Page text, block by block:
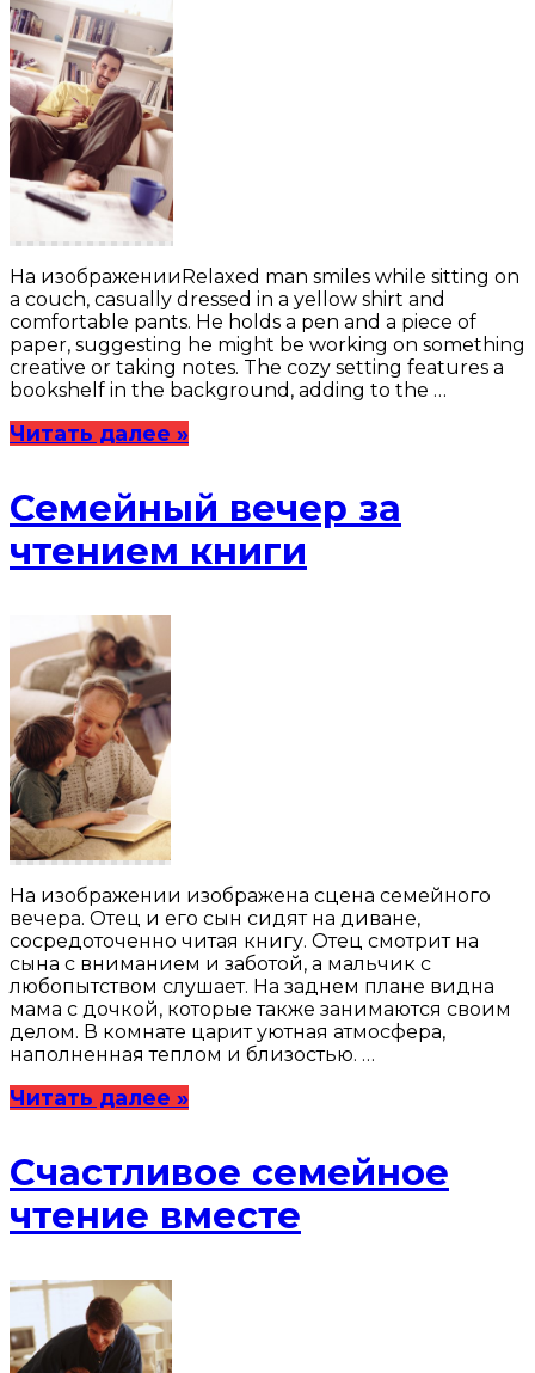
На изображенииRelaxed man smiles while sitting on
a couch, casually dressed in a yellow shirt and
comfortable pants. He holds a pen and a piece of
paper, suggesting he might be working on something
creative or taking notes. The cozy setting features a
bookshelf in the background, adding to the …
Читать далее »
Семейный вечер за
чтением книги
На изображении изображена сцена семейного
вечера. Отец и его сын сидят на диване,
сосредоточенно читая книгу. Отец смотрит на
сына с вниманием и заботой, а мальчик с
любопытством слушает. На заднем плане видна
мама с дочкой, которые также занимаются своим
делом. В комнате царит уютная атмосфера,
наполненная теплом и близостью. …
Читать далее »
Счастливое семейное
чтение вместе